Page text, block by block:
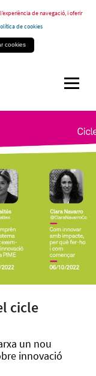
de navegació, i oferir
de cookies
cookies
cicle
un nou
innovació